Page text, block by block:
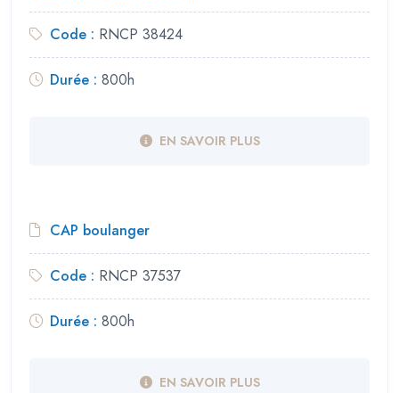
Code : RNCP 38424
Durée : 800h
EN SAVOIR PLUS
CAP boulanger
Code : RNCP 37537
Durée : 800h
EN SAVOIR PLUS